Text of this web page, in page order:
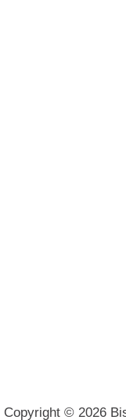
Copyright © 2026